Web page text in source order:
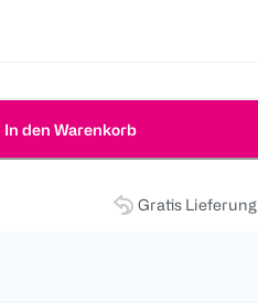
In den Warenkorb
Gratis